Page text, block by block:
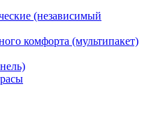
(независимый
комфорта (мультипакет)